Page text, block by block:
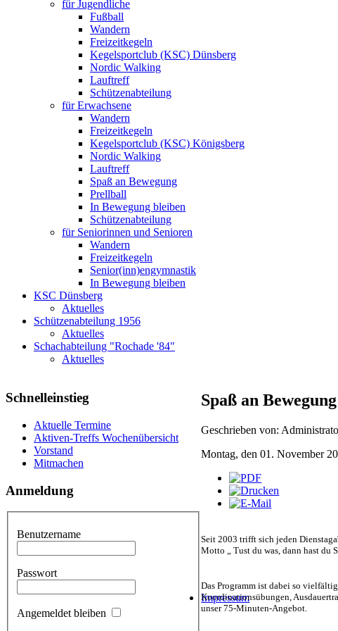
für Jugendliche
Fußball
Wandern
Freizeitkegeln
Kegelsportclub (KSC) Dünsberg
Nordic Walking
Lauftreff
Schützenabteilung
für Erwachsene
Wandern
Freizeitkegeln
Kegelsportclub (KSC) Königsberg
Nordic Walking
Lauftreff
Spaß an Bewegung
Prellball
In Bewegung bleiben
Schützenabteilung
für Seniorinnen und Senioren
Wandern
Freizeitkegeln
Senior(inn)engymnastik
In Bewegung bleiben
KSC Dünsberg
Aktuelles
Schützenabteilung 1956
Aktuelles
Schachabteilung "Rochade '84"
Aktuelles
Spaß an Bewegung
Geschrieben von:
Montag, den 01. November
Seit 2003 trifft sich jeden
Motto „ Tust du was, dann hast du
Das Programm ist dabei so
Koordinationsübungen,
unser 75-Minuten-Angebot.
Schnelleinstieg
Aktuelle Termine
Aktiven-Treffs Wochenübersicht
Vorstand
Mitmachen
Anmeldung
Benutzername
Passwort
Angemeldet bleiben
Impressum